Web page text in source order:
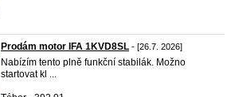
Prodám motor IFA 1KVD8SL - [26.7. 2026]
Nabízím tento plně funkční stabilák. Možno
startovat kl ...